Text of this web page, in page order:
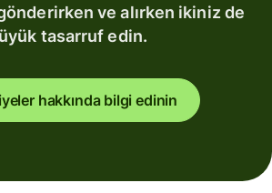
ve alırken ikiniz de
tasarruf edin.
hakkında bilgi edinin